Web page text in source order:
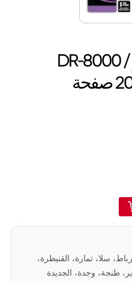
طابعة يوبرينت لبراذر DR-8000 /
سلا، تمارة، القنيطرة،
طنجة، وجدة، الجديدة